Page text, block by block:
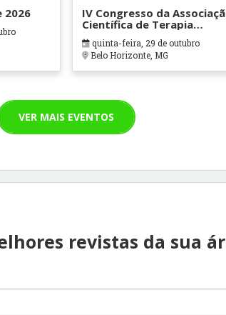
2026
IV Congresso da
Científica de Terapia
Ocupacional em Contextos
Hospitalares e Cuidados
Paliativos - ATOHOSP
quinta-feira, 29 de outubro
Belo Horizonte, MG
VER MAIS EVENTOS
revistas da sua